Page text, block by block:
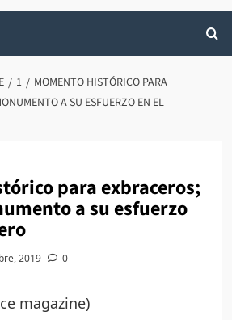
1
MOMENTO HISTÓRICO PARA
A SU ESFUERZO EN EL
para exbraceros;
a su esfuerzo
2019 0
magazine)